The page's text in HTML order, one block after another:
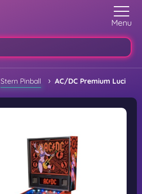
Menu
Stern Pinball › AC/DC Premium Luci